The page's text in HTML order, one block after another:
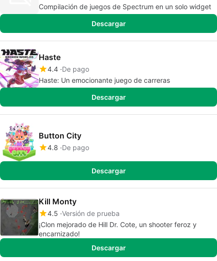
Compilación de juegos de Spectrum en un solo widget
Descargar
Haste
4.4 De pago
Haste: Un emocionante juego de carreras
Descargar
Button City
4.8 De pago
Descargar
Kill Monty
4.5 Versión de prueba
¡Clon mejorado de Hill Dr. Cote, un shooter feroz y
encarnizado!
Descargar